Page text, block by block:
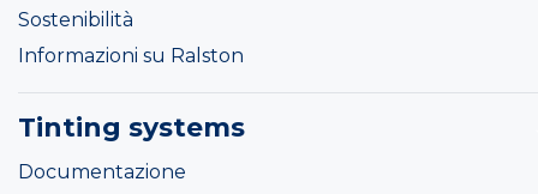
Sostenibilità
Informazioni su Ralston
Tinting systems
Documentazione